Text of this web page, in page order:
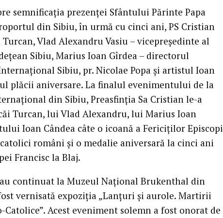
semnificația prezenței Sfântului Părinte Papa
din Sibiu, în urmă cu cinci ani, PS Cristian
Turcan, Vlad Alexandru Vasiu – vicepreședinte al
Sibiu, Marius Ioan Gîrdea – directorul
Sibiu, pr. Nicolae Popa și artistul Ioan
plăcii aniversare. La finalul evenimentului de la
din Sibiu, Preasfinția Sa Cristian le-a
Turcan, lui Vlad Alexandru, lui Marius Ioan
Ioan Cândea câte o icoană a Fericiților Episcopi
români și o medalie aniversară la cinci ani
Francisc la Blaj.
continuat la Muzeul Național Brukenthal din
vernisată expoziția „Lanțuri și aurole. Martirii
Catolice”. Acest eveniment solemn a fost onorat de